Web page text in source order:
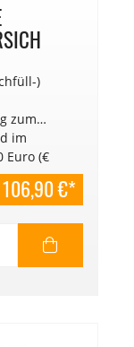
)
zum
im
Euro (€
2027.
106,90 €*